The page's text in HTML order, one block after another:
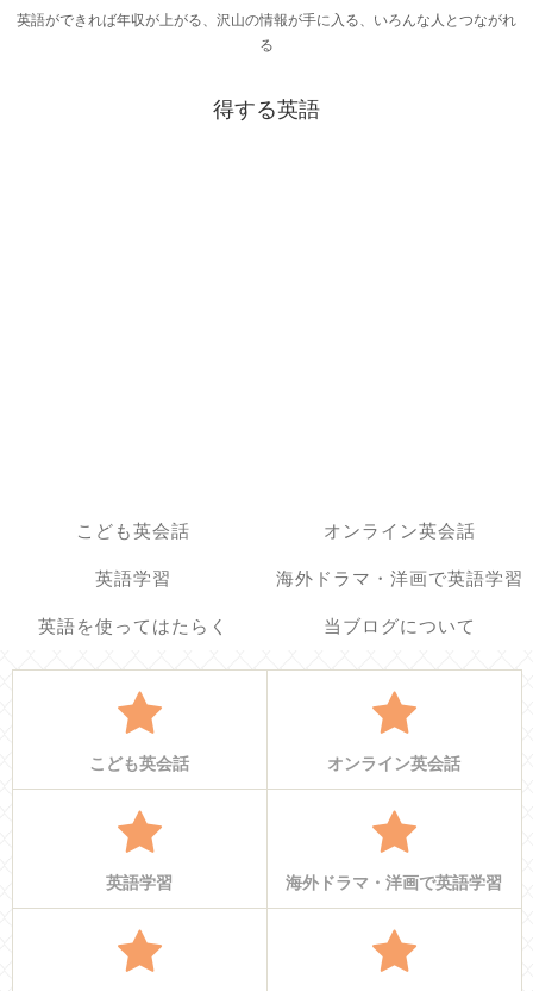
英語ができれば年収が上がる、沢山の情報が手に入る、いろんな人とつながれ
る
得する英語
こども英会話 オンライン英会話
英語学習 海外ドラマ・洋画で英語学習
英語を使ってはたらく 当ブログについて
こども英会話 オンライン英会話
英語学習 海外ドラマ・洋画で英語学習